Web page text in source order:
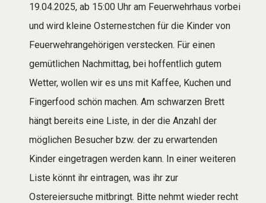
19.04.2025, ab 15:00 Uhr am Feuerwehrhaus vorbei
und wird kleine Osternestchen für die Kinder von
Feuerwehrangehörigen verstecken. Für einen
gemütlichen Nachmittag, bei hoffentlich gutem
Wetter, wollen wir es uns mit Kaffee, Kuchen und
Fingerfood schön machen. Am schwarzen Brett
hängt bereits eine Liste, in der die Anzahl der
möglichen Besucher bzw. der zu erwartenden
Kinder eingetragen werden kann. In einer weiteren
Liste könnt ihr eintragen, was ihr zur
Ostereiersuche mitbringt. Bitte nehmt wieder recht